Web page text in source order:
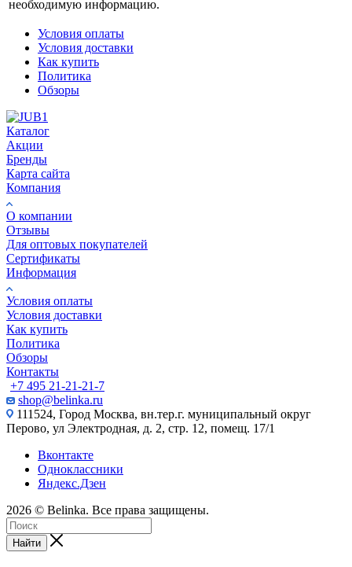
необходимую информацию.
Условия оплаты
Условия доставки
Как купить
Политика
Обзоры
Каталог
Акции
Бренды
Карта сайта
Компания
О компании
Отзывы
Для оптовых покупателей
Сертификаты
Информация
Условия оплаты
Условия доставки
Как купить
Политика
Обзоры
Контакты
+7 495 21-21-21-7
shop@belinka.ru
111524, Город Москва, вн.тер.г. муниципальный округ
Перово, ул Электродная, д. 2, стр. 12, помещ. 17/1
Вконтакте
Одноклассники
Яндекс.Дзен
2026 © Belinka. Все права защищены.
Найти